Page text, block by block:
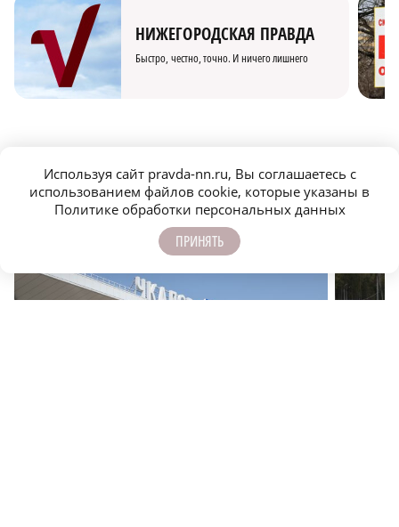
НИЖЕГОРОДСКАЯ ПРАВДА
Быстро, честно, точно. И ничего лишнего
МОЛОДЕЖЬ МЕНЯЕТ МИР
Используя сайт pravda-nn.ru, Вы соглашаетесь с
использованием файлов cookie, которые указаны в
Политике обработки персональных данных
ПРИНЯТЬ